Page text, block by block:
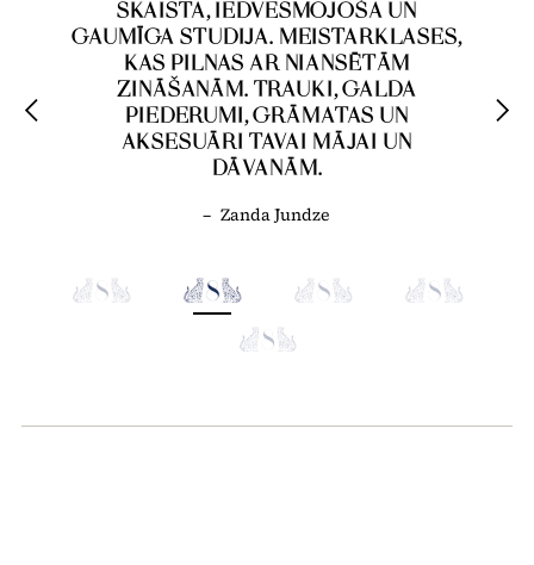
SKAISTA, IEDVESMOJOŠA UN
GAUMĪGA STUDIJA. MEISTARKLASES,
KAS PILNAS AR NIANSĒTĀM
ZINĀŠANĀM. TRAUKI, GALDA
PIEDERUMI, GRĀMATAS UN
AKSESUĀRI TAVAI MĀJAI UN
DĀVANĀM.
– Zanda Jundze